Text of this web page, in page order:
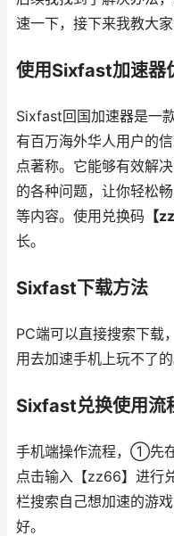
速一下，接下来我教大
使用Sixfast加速器
Sixfast回国加速器是一
有百万海外华人用户的
点著称。它能够有效解
的各种问题，让你轻松
等内容。使用兑换码 【
长。
Sixfast下载方法
PC端可以直接搜索下载
用去加速手机上玩不了的
Sixfast兑换使用流
手机端操作流程，①先
点击输入【zz66】进行
栏搜索自己想加速的游
好。